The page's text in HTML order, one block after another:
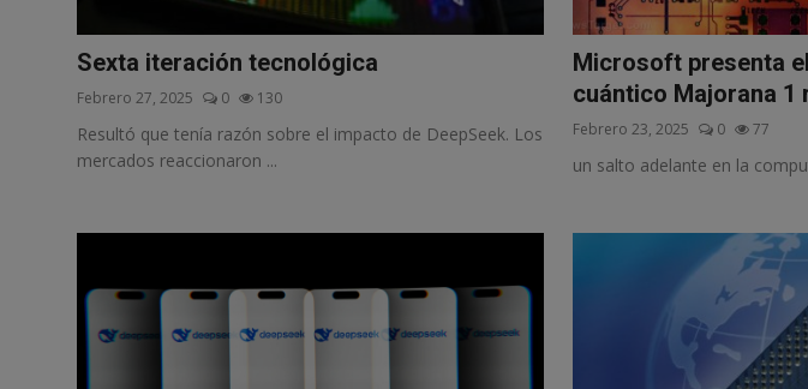
Sexta iteración tecnológica
Febrero 27, 2025 0 130
Resultó que tenía razón sobre el impacto de DeepSeek. Los
mercados reaccionaron ...
Microsoft presenta
cuántico Majorana 1
Febrero 23, 2025 0 77
un salto adelante en la